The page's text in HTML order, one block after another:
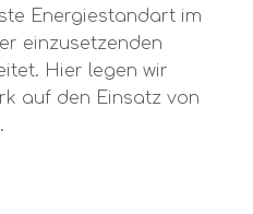
Energiestandart im
einzusetzenden
Hier legen wir
auf den Einsatz von